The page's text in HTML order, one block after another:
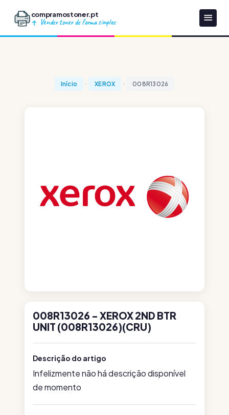
compramostoner.pt
Vender toner de forma simples
Início XEROX 008R13026
008R13026 - XEROX 2ND BTR
UNIT (008R13026)(CRU)
Descrição do artigo
Infelizmente não há descrição disponível
de momento